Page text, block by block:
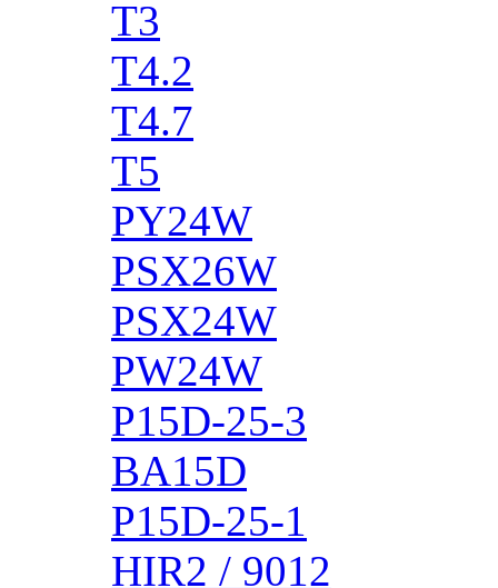
T3
T4.2
T4.7
T5
PY24W
PSX26W
PSX24W
PW24W
P15D-25-3
BA15D
P15D-25-1
HIR2 / 9012